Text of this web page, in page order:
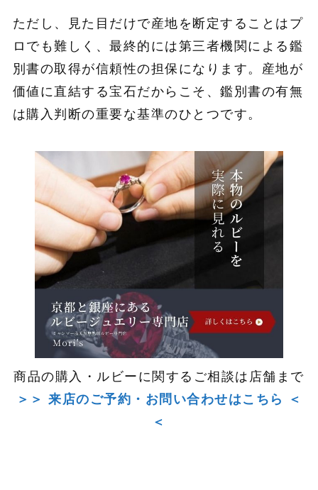
ただし、見た目だけで産地を断定することはプ
ロでも難しく、最終的には第三者機関による鑑
別書の取得が信頼性の担保になります。産地が
価値に直結する宝石だからこそ、鑑別書の有無
は購入判断の重要な基準のひとつです。
商品の購入・ルビーに関するご相談は店舗まで
＞＞ 来店のご予約・お問い合わせはこちら ＜
＜